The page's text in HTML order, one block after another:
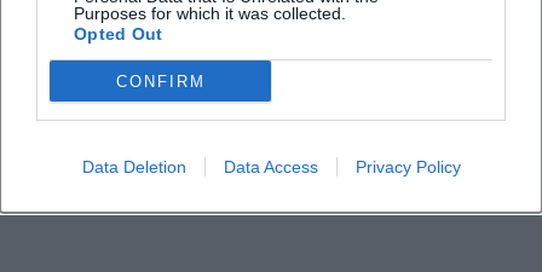
Purposes for which it was collected.
Opted Out
CONFIRM
Data Deletion Data Access Privacy Policy
Ist der Markt barrierefrei erreichbar
Welche Produkte erwarten Besucher